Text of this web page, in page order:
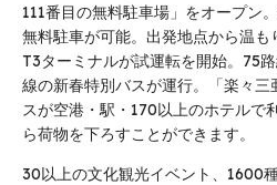
111番目の無料駐車場」をオープン
無料駐車が可能。出発地点から温
T3ターミナルが試運転を開始。75
線の新春特別バスが運行。「楽々
スが空港・駅・170以上のホテル
ら荷物を下ろすことができます。
30以上の文化観光イベント、1600